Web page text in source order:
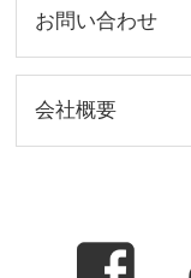
お問い合わせ
会社概要